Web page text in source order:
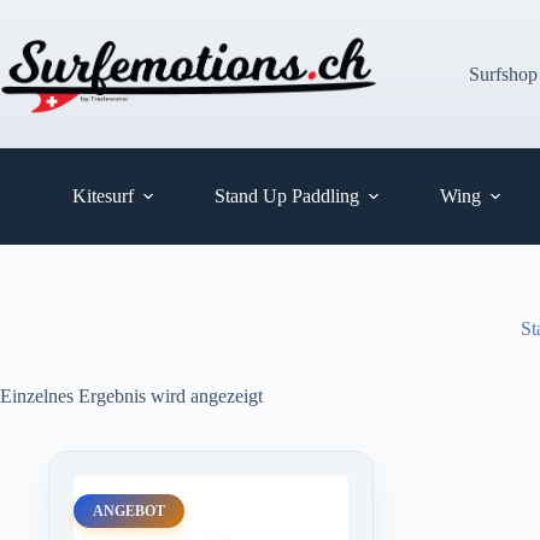
springen
Kitesurf Stand Up Paddling Wing
Einzelnes Ergebnis wird angezeigt
ANGEBOT